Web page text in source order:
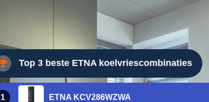
Top 3 beste ETNA koelvriescombinaties
1 ETNA KCV286WZWA